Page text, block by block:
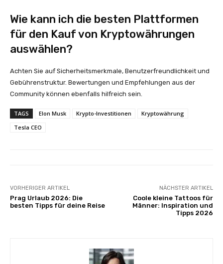
Wie kann ich die besten Plattformen
für den Kauf von Kryptowährungen
auswählen?
Achten Sie auf Sicherheitsmerkmale, Benutzerfreundlichkeit und
Gebührenstruktur. Bewertungen und Empfehlungen aus der
Community können ebenfalls hilfreich sein.
TAGS Elon Musk Krypto-Investitionen
Kryptowährung
Tesla CEO
VORHERIGER ARTIKEL
Prag Urlaub 2026: Die
besten Tipps für deine Reise
NÄCHSTER ARTIKEL
Coole kleine Tattoos für
Männer: Inspiration und
Tipps 2026